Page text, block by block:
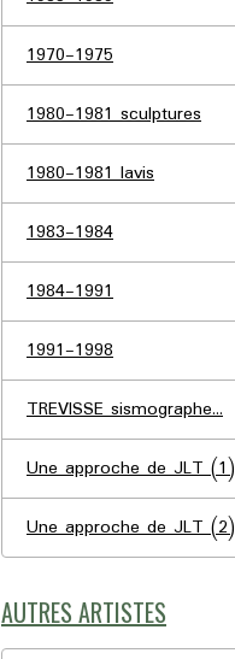
1970-1975
1980-1981 sculptures
1980-1981 lavis
1983-1984
1984-1991
1991-1998
TREVISSE sismographe...
Une approche de JLT (1)
Une approche de JLT (2)
AUTRES ARTISTES